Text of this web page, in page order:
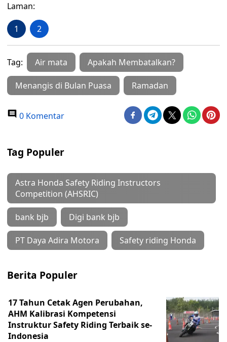
Laman:
1 2
Tag: Air mata Apakah Membatalkan?
Menangis di Bulan Puasa Ramadan
0 Komentar
Tag Populer
Astra Honda Safety Riding Instructors
Competition (AHSRIC)
bank bjb Digi bank bjb
PT Daya Adira Motora Safety riding Honda
Berita Populer
17 Tahun Cetak Agen Perubahan,
AHM Kalibrasi Kompetensi
Instruktur Safety Riding Terbaik se-
Indonesia